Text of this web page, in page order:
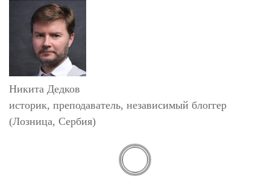
Никита Дедков
историк, преподаватель, независимый блоггер
(Лозница, Сербия)